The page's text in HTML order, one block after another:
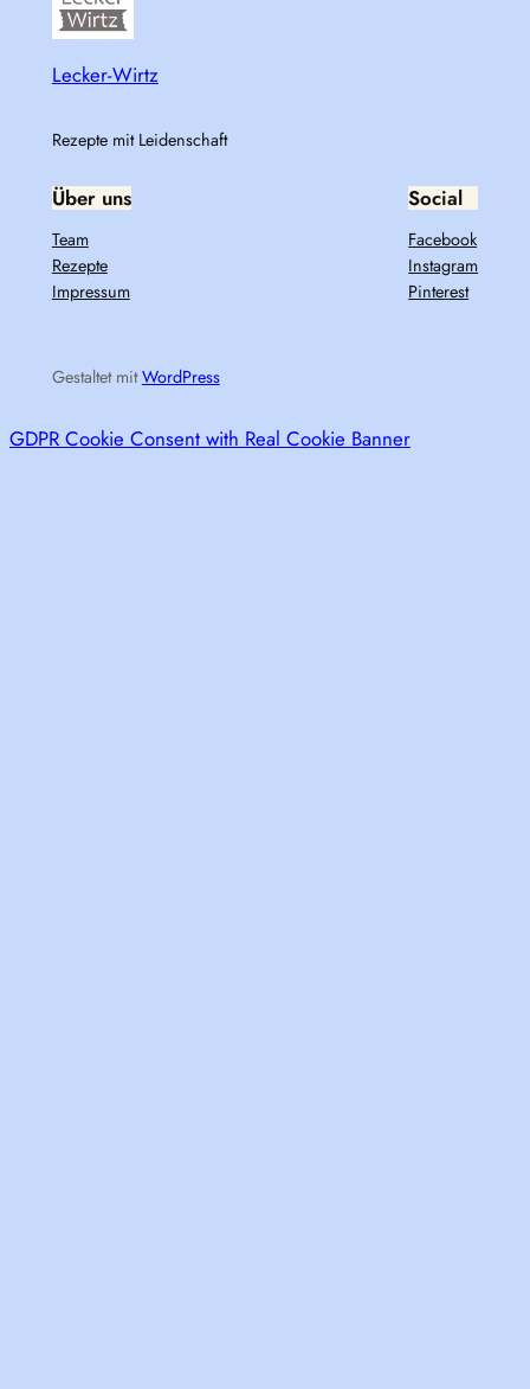
Lecker-Wirtz
Rezepte mit Leidenschaft
Über uns
Team
Rezepte
Impressum
Social
Facebook
Instagram
Pinterest
Gestaltet mitWordPress
GDPR Cookie Consent with Real Cookie Banner